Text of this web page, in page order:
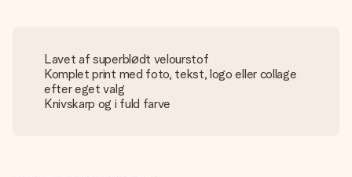
Lavet af superblødt velourstof
Komplet print med foto, tekst, logo eller collage
efter eget valg
Knivskarp og i fuld farve